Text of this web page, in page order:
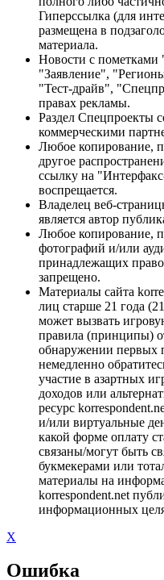
Гиперссылка (для
размещена в
материала.
Новости с
"Заявление",
"Тест-драйв",
правах рекламы.
Раздел Спецпроекты
коммерческими
Любое копирование,
другое
ссылку на
воспрещается.
Владелец веб-
является автор
Любое копирование,
фотографий и/или
принадлежащих
запрещено.
Материалы сайта
лиц старше 21 года
может вызвать
правила (принципы)
обнаружении первых
немедленно
участие в азартных
доходов или
ресурс
и/или виртуальные
какой форме оплату
связаны/могут быть
букмекерами или
материалы на
korrespondent.net
информационных
X
Ошибка